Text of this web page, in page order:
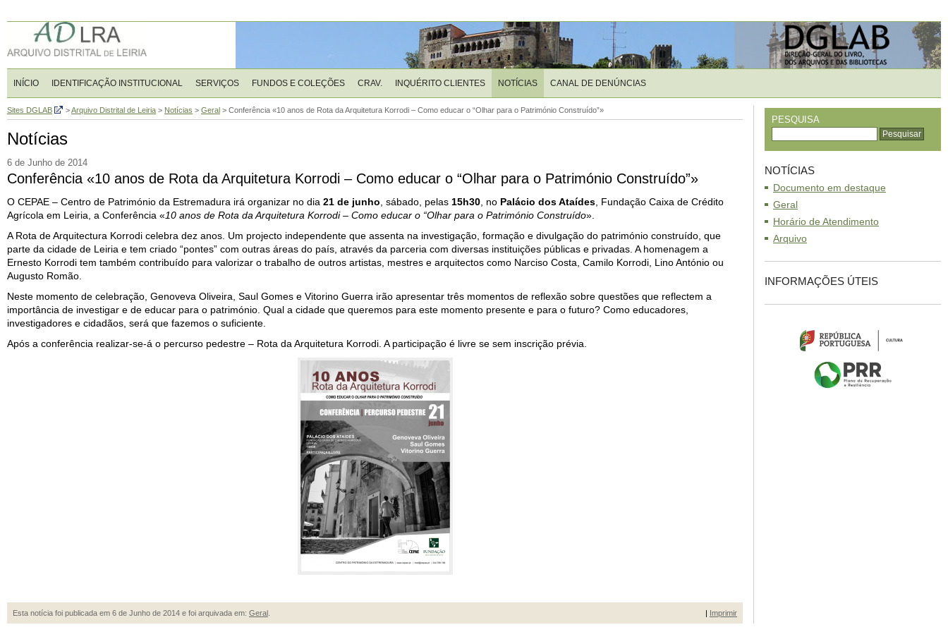
INÍCIO IDENTIFICAÇÃO INSTITUCIONAL SERVIÇOS FUNDOS E COLEÇÕES CRAV. INQUÉRITO CLIENTES NOTÍCIAS CANAL DE DENÚNCIAS
Sites DGLAB >Arquivo Distrital de Leiria > Notícias > Geral > Conferência «10 anos de Rota da Arquitetura Korrodi – Como educar o “Olhar para o Património Construído”»
Notícias
6 de Junho de 2014
Conferência «10 anos de Rota da Arquitetura Korrodi – Como educar o “Olhar para o Património Construído”»
O CEPAE – Centro de Património da Estremadura irá organizar no dia 21 de junho , sábado, pelas 15h30 , no Palácio dos Ataídes , Fundação Caixa de Crédito
Agrícola em Leiria, a Conferência «10 anos de Rota da Arquitetura Korrodi – Como educar o “Olhar para o Património Construído».
A Rota de Arquitectura Korrodi celebra dez anos. Um projecto independente que assenta na investigação, formação e divulgação do património construído, que
parte da cidade de Leiria e tem criado “pontes” com outras áreas do país, através da parceria com diversas instituições públicas e privadas. A homenagem a
Ernesto Korrodi tem também contribuído para valorizar o trabalho de outros artistas, mestres e arquitectos como Narciso Costa, Camilo Korrodi, Lino António ou
Augusto Romão.
Neste momento de celebração, Genoveva Oliveira, Saul Gomes e Vitorino Guerra irão apresentar três momentos de reflexão sobre questões que reflectem a
importância de investigar e de educar para o património. Qual a cidade que queremos para este momento presente e para o futuro? Como educadores,
investigadores e cidadãos, será que fazemos o suficiente.
Após a conferência realizar-se-á o percurso pedestre – Rota da Arquitetura Korrodi. A participação é livre se sem inscrição prévia.
Esta notícia foi publicada em 6 de Junho de 2014 e foi arquivada em: Geral | Imprimir
PESQUISA
NOTÍCIAS
Documento em destaque
Geral
Horário de Atendimento
Arquivo
INFORMAÇÕES ÚTEIS